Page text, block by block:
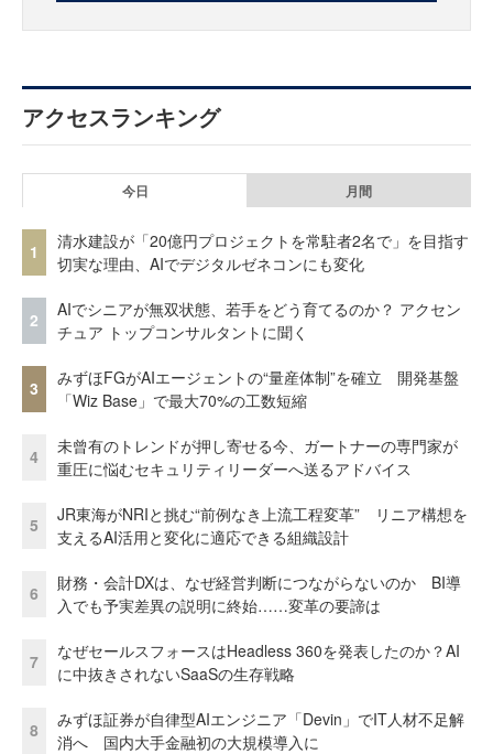
アクセスランキング
今日 月間
1
清水建設が「20億円プロジェクトを常駐者2名で」を目指す
切実な理由、AIでデジタルゼネコンにも変化
2
AIでシニアが無双状態、若手をどう育てるのか？ アクセン
チュア トップコンサルタントに聞く
3
みずほFGがAIエージェントの“量産体制”を確立 開発基盤
「Wiz Base」で最大70%の工数短縮
4
未曾有のトレンドが押し寄せる今、ガートナーの専門家が
重圧に悩むセキュリティリーダーへ送るアドバイス
5
JR東海がNRIと挑む“前例なき上流工程変革” リニア構想を
支えるAI活用と変化に適応できる組織設計
6
財務・会計DXは、なぜ経営判断につながらないのか BI導
入でも予実差異の説明に終始……変革の要諦は
7
なぜセールスフォースはHeadless 360を発表したのか？AI
に中抜きされないSaaSの生存戦略
8
みずほ証券が自律型AIエンジニア「Devin」でIT人材不足解
消へ 国内大手金融初の大規模導入に